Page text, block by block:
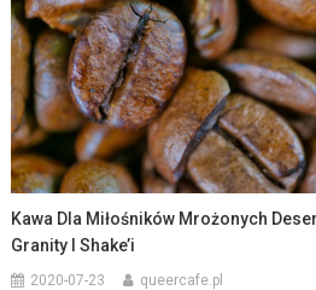
Kawa Dla Miłośników Mrożonych
Granity I Shake’i
2020-07-23 queercafe.pl